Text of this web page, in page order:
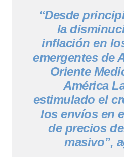
“Desde
la
inflación en
emergentes de
Oriente
América
estimulado el
los envíos en
de precios
masivo”,